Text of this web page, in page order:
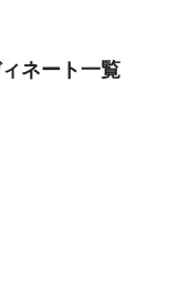
ネート一覧